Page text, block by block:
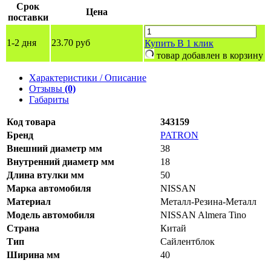
Срок
поставки
Цена
1-2 дня 23.70 руб Купить В 1 клик
товар добавлен в корзину
Характеристики / Описание
Отзывы (0)
Габариты
Код товара
343159
Бренд
PATRON
Внешний диаметр мм
38
Внутренний диаметр мм
18
Длина втулки мм
50
Марка автомобиля
NISSAN
Материал
Металл-Резина-Металл
Модель автомобиля
NISSAN Almera Tino
Страна
Китай
Тип
Сайлентблок
Ширина мм
40